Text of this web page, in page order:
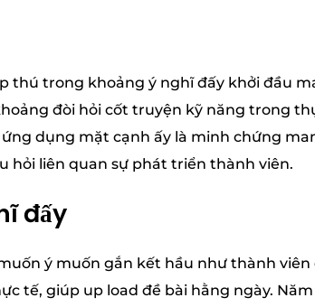
thú trong khoảng ý nghĩ đấy khởi đầu
đòi hỏi cốt truyện kỹ năng trong
dụng mặt cạnh ấy là minh chứng
hỏi liên quan sự phát triển thành viên.
đấy
ý muốn gắn kết hầu như thành
tế, giúp up load đề bài hằng ngày. Năm